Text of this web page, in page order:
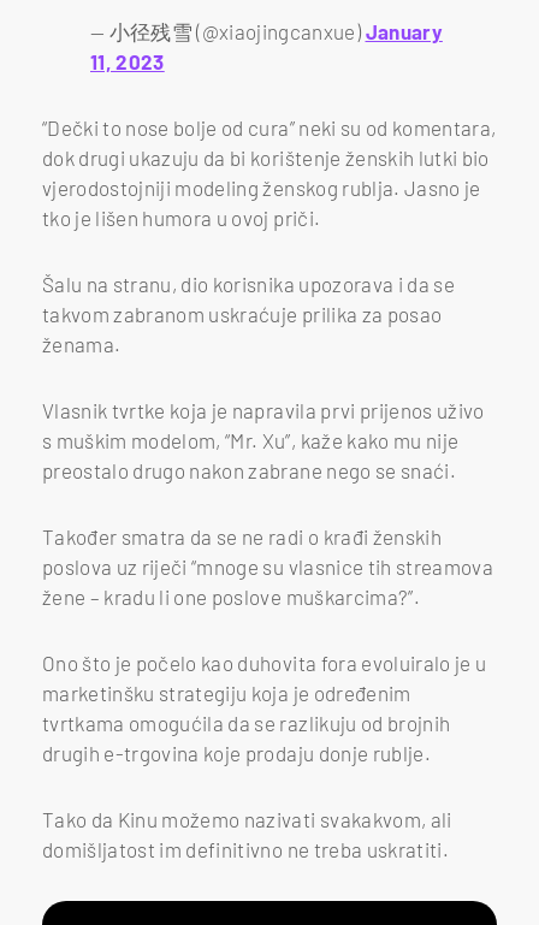
— 小径残雪 (@xiaojingcanxue) January
11, 2023
“Dečki to nose bolje od cura” neki su od komentara,
dok drugi ukazuju da bi korištenje ženskih lutki bio
vjerodostojniji modeling ženskog rublja. Jasno je
tko je lišen humora u ovoj priči.
Šalu na stranu, dio korisnika upozorava i da se
takvom zabranom uskraćuje prilika za posao
ženama.
Vlasnik tvrtke koja je napravila prvi prijenos uživo
s muškim modelom, “Mr. Xu”, kaže kako mu nije
preostalo drugo nakon zabrane nego se snaći.
Također smatra da se ne radi o krađi ženskih
poslova uz riječi “mnoge su vlasnice tih streamova
žene – kradu li one poslove muškarcima?”.
Ono što je počelo kao duhovita fora evoluiralo je u
marketinšku strategiju koja je određenim
tvrtkama omogućila da se razlikuju od brojnih
drugih e-trgovina koje prodaju donje rublje.
Tako da Kinu možemo nazivati svakakvom, ali
domišljatost im definitivno ne treba uskratiti.